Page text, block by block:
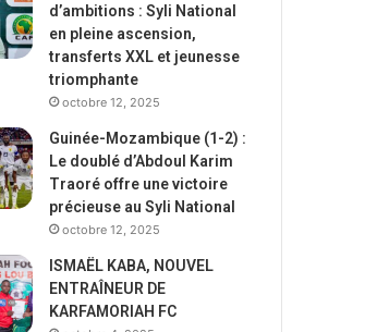
d’ambitions : Syli National
en pleine ascension,
transferts XXL et jeunesse
triomphante
octobre 12, 2025
Guinée-Mozambique (1-2) :
Le doublé d’Abdoul Karim
Traoré offre une victoire
précieuse au Syli National
octobre 12, 2025
ISMAËL KABA, NOUVEL
ENTRAÎNEUR DE
KARFAMORIAH FC